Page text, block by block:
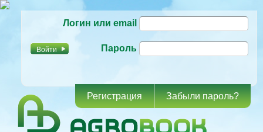
основному
Логин или email
Пароль
Регистрация Забыли пароль?